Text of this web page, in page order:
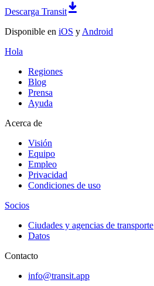
Descarga Transit
Disponible en iOS y Android
Hola
Regiones
Blog
Prensa
Ayuda
Acerca de
Visión
Equipo
Empleo
Privacidad
Condiciones de uso
Socios
Ciudades y agencias de transporte
Datos
Contacto
info@transit.app